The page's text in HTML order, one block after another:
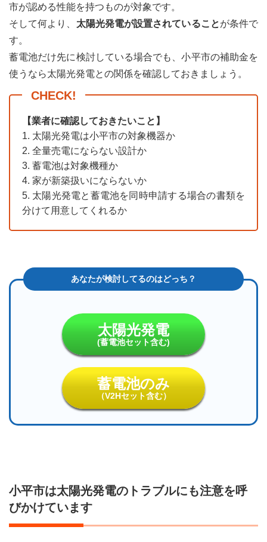
市が認める性能を持つものが対象です。
そして何より、 太陽光発電が設置されていることが条件で
す。
蓄電池だけ先に検討している場合でも、小平市の補助金を
使うなら太陽光発電との関係を確認しておきましょう。
【業者に確認しておきたいこと】
1. 太陽光発電は小平市の対象機器か
2. 全量売電にならない設計か
3. 蓄電池は対象機種か
4. 家が新築扱いにならないか
5. 太陽光発電と蓄電池を同時申請する場合の書類を
分けて用意してくれるか
太陽光発電
(蓄電池セット含む)
蓄電池のみ
（V2Hセット含む）
小平市は太陽光発電のトラブルにも注意を呼
びかけています